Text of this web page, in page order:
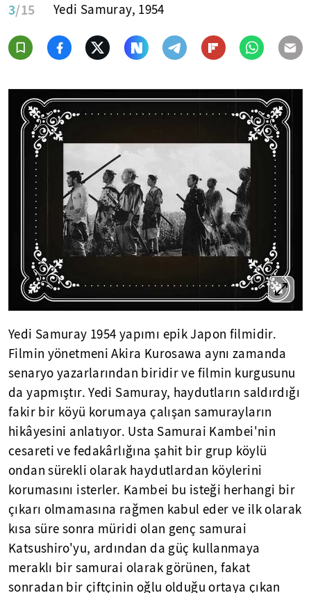
3/15 Yedi Samuray, 1954
Yedi Samuray 1954 yapımı epik Japon filmidir.
Filmin yönetmeni Akira Kurosawa aynı zamanda
senaryo yazarlarından biridir ve filmin kurgusunu
da yapmıştır. Yedi Samuray, haydutların saldırdığı
fakir bir köyü korumaya çalışan samurayların
hikâyesini anlatıyor. Usta Samurai Kambei'nin
cesareti ve fedakârlığına şahit bir grup köylü
ondan sürekli olarak haydutlardan köylerini
korumasını isterler. Kambei bu isteği herhangi bir
çıkarı olmamasına rağmen kabul eder ve ilk olarak
kısa süre sonra müridi olan genç samurai
Katsushiro'yu, ardından da güç kullanmaya
meraklı bir samurai olarak görünen, fakat
sonradan bir çiftçinin oğlu olduğu ortaya çıkan